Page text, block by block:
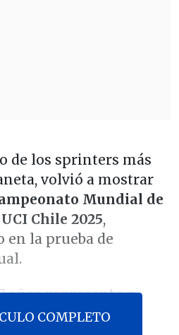
de los sprinters más
volvió a mostrar
Mundial de
Chile 2025,
la prueba de
añosrepresenta a
, un país sin una
COMPLETO